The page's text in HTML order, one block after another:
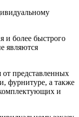
и более быстрого
являются
от представленных
фурнитуре, а также
и